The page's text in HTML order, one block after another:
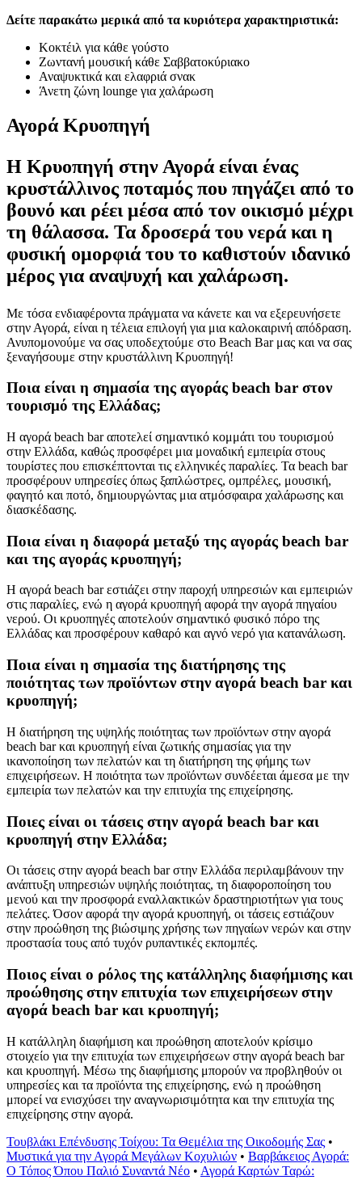
Δείτε παρακάτω μερικά από τα κυριότερα χαρακτηριστικά:
Κοκτέιλ για κάθε γούστο
Ζωντανή μουσική κάθε Σαββατοκύριακο
Αναψυκτικά και ελαφριά σνακ
Άνετη ζώνη lounge για χαλάρωση
Αγορά Κρυοπηγή
Η Κρυοπηγή στην Αγορά είναι ένας
κρυστάλλινος ποταμός που πηγάζει από το
βουνό και ρέει μέσα από τον οικισμό μέχρι
τη θάλασσα. Τα δροσερά του νερά και η
φυσική ομορφιά του το καθιστούν ιδανικό
μέρος για αναψυχή και χαλάρωση.
Με τόσα ενδιαφέροντα πράγματα να κάνετε και να εξερευνήσετε
στην Αγορά, είναι η τέλεια επιλογή για μια καλοκαιρινή απόδραση.
Ανυπομονούμε να σας υποδεχτούμε στο Beach Bar μας και να σας
ξεναγήσουμε στην κρυστάλλινη Κρυοπηγή!
Ποια είναι η σημασία της αγοράς beach bar στον
τουρισμό της Ελλάδας;
Η αγορά beach bar αποτελεί σημαντικό κομμάτι του τουρισμού
στην Ελλάδα, καθώς προσφέρει μια μοναδική εμπειρία στους
τουρίστες που επισκέπτονται τις ελληνικές παραλίες. Τα beach bar
προσφέρουν υπηρεσίες όπως ξαπλώστρες, ομπρέλες, μουσική,
φαγητό και ποτό, δημιουργώντας μια ατμόσφαιρα χαλάρωσης και
διασκέδασης.
Ποια είναι η διαφορά μεταξύ της αγοράς beach bar
και της αγοράς κρυοπηγή;
Η αγορά beach bar εστιάζει στην παροχή υπηρεσιών και εμπειριών
στις παραλίες, ενώ η αγορά κρυοπηγή αφορά την αγορά πηγαίου
νερού. Οι κρυοπηγές αποτελούν σημαντικό φυσικό πόρο της
Ελλάδας και προσφέρουν καθαρό και αγνό νερό για κατανάλωση.
Ποια είναι η σημασία της διατήρησης της
ποιότητας των προϊόντων στην αγορά beach bar και
κρυοπηγή;
Η διατήρηση της υψηλής ποιότητας των προϊόντων στην αγορά
beach bar και κρυοπηγή είναι ζωτικής σημασίας για την
ικανοποίηση των πελατών και τη διατήρηση της φήμης των
επιχειρήσεων. Η ποιότητα των προϊόντων συνδέεται άμεσα με την
εμπειρία των πελατών και την επιτυχία της επιχείρησης.
Ποιες είναι οι τάσεις στην αγορά beach bar και
κρυοπηγή στην Ελλάδα;
Οι τάσεις στην αγορά beach bar στην Ελλάδα περιλαμβάνουν την
ανάπτυξη υπηρεσιών υψηλής ποιότητας, τη διαφοροποίηση του
μενού και την προσφορά εναλλακτικών δραστηριοτήτων για τους
πελάτες. Όσον αφορά την αγορά κρυοπηγή, οι τάσεις εστιάζουν
στην προώθηση της βιώσιμης χρήσης των πηγαίων νερών και στην
προστασία τους από τυχόν ρυπαντικές εκπομπές.
Ποιος είναι ο ρόλος της κατάλληλης διαφήμισης και
προώθησης στην επιτυχία των επιχειρήσεων στην
αγορά beach bar και κρυοπηγή;
Η κατάλληλη διαφήμιση και προώθηση αποτελούν κρίσιμο
στοιχείο για την επιτυχία των επιχειρήσεων στην αγορά beach bar
και κρυοπηγή. Μέσω της διαφήμισης μπορούν να προβληθούν οι
υπηρεσίες και τα προϊόντα της επιχείρησης, ενώ η προώθηση
μπορεί να ενισχύσει την αναγνωρισιμότητα και την επιτυχία της
επιχείρησης στην αγορά.
Τουβλάκι Επένδυσης Τοίχου: Τα Θεμέλια της Οικοδομής Σας •
Μυστικά για την Αγορά Μεγάλων Κοχυλιών • Βαρβάκειος Αγορά:
Ο Τόπος Όπου Παλιό Συναντά Νέο • Αγορά Καρτών Ταρώ: